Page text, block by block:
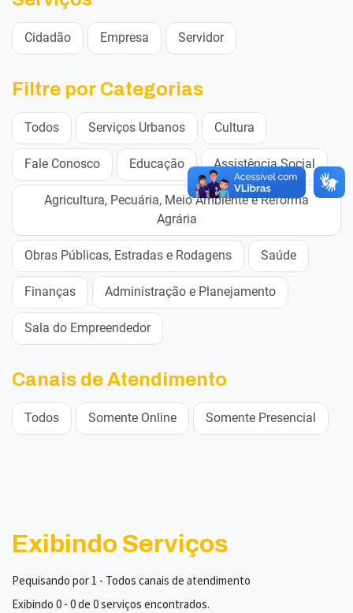
Cidadão Empresa Servidor
Filtre por Categorias
Todos Serviços Urbanos Cultura
Fale Conosco Educação Assistência Social
Agricultura, Pecuária, Meio Ambiente e Reforma
Agrária
Obras Públicas, Estradas e Rodagens Saúde
Finanças Administração e Planejamento
Sala do Empreendedor
Canais de Atendimento
Todos Somente Online Somente Presencial
Exibindo Serviços
Pequisando por 1 - Todos canais de atendimento
Exibindo 0 - 0 de 0 serviços encontrados.